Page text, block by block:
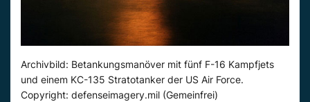
Archivbild: Betankungsmanöver mit fünf F-16 Kampfjets
und einem KC-135 Stratotanker der US Air Force.
Copyright: defenseimagery.mil (Gemeinfrei)